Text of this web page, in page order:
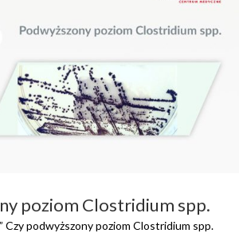
poziom Clostridium spp.
Czy podwyższony poziom Clostridium spp.